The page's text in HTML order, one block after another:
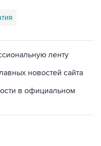
ленту
новостей сайта
в официальном